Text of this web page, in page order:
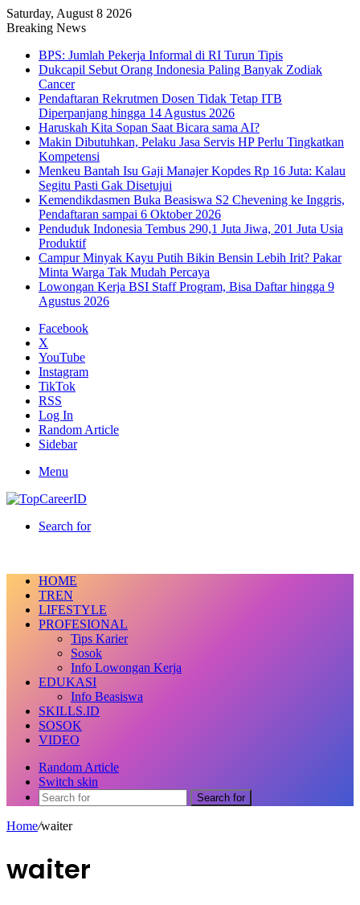
Saturday, August 8 2026
Breaking News
BPS: Jumlah Pekerja Informal di RI Turun Tipis
Dukcapil Sebut Orang Indonesia Paling Banyak Zodiak
Cancer
Pendaftaran Rekrutmen Dosen Tidak Tetap ITB
Diperpanjang hingga 14 Agustus 2026
Haruskah Kita Sopan Saat Bicara sama AI?
Makin Dibutuhkan, Pelaku Jasa Servis HP Perlu Tingkatkan
Kompetensi
Menkeu Bantah Isu Gaji Manajer Kopdes Rp 16 Juta: Kalau
Segitu Pasti Gak Disetujui
Kemendikdasmen Buka Beasiswa S2 Chevening ke Inggris,
Pendaftaran sampai 6 Oktober 2026
Penduduk Indonesia Tembus 290,1 Juta Jiwa, 201 Juta Usia
Produktif
Campur Minyak Kayu Putih Bikin Bensin Lebih Irit? Pakar
Minta Warga Tak Mudah Percaya
Lowongan Kerja BSI Staff Program, Bisa Daftar hingga 9
Agustus 2026
Facebook
X
YouTube
Instagram
TikTok
RSS
Log In
Random Article
Sidebar
Menu
Search for
HOME
TREN
LIFESTYLE
PROFESIONAL
Tips Karier
Sosok
Info Lowongan Kerja
EDUKASI
Info Beasiswa
SKILLS.ID
SOSOK
VIDEO
Random Article
Switch skin
Search for
Home/waiter
waiter